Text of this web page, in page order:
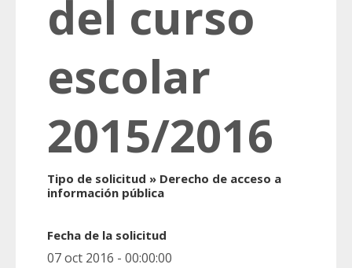
del curso
escolar
2015/2016
Tipo de solicitud » Derecho de acceso a
información pública
Fecha de la solicitud
07 oct 2016 - 00:00:00